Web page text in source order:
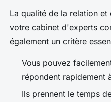
La qualité de la relation
votre cabinet d'experts
également un critère
Vous pouvez
répondent rapidement
Ils prennent le temps